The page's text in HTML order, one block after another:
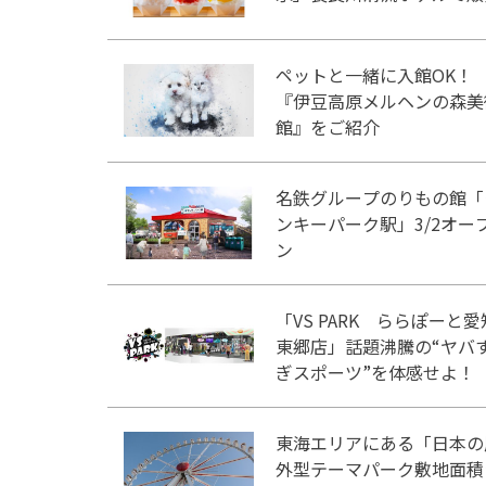
ペットと一緒に入館OK！
『伊豆高原メルヘンの森
館』をご紹介
名鉄グループのりもの館
ンキーパーク駅」3/2オー
ン
「VS PARK ららぽーと愛
東郷店」話題沸騰の“ヤバ
ぎスポーツ”を体感せよ！
東海エリアにある「日本
外型テーマパーク敷地面